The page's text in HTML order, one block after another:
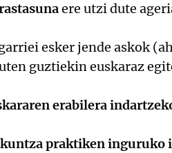
ere utzi dute
esker jende askok
guztiekin euskaraz
erabilera
praktiken inguruko